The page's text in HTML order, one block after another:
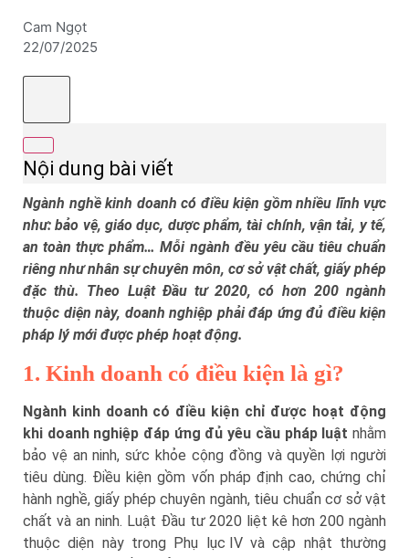
Cam Ngọt
22/07/2025
Nội dung bài viết
Ngành nghề kinh doanh có điều kiện gồm nhiều lĩnh vực
như: bảo vệ, giáo dục, dược phẩm, tài chính, vận tải, y tế,
an toàn thực phẩm… Mỗi ngành đều yêu cầu tiêu chuẩn
riêng như nhân sự chuyên môn, cơ sở vật chất, giấy phép
đặc thù. Theo Luật Đầu tư 2020, có hơn 200 ngành
thuộc diện này, doanh nghiệp phải đáp ứng đủ điều kiện
pháp lý mới được phép hoạt động.
1. Kinh doanh có điều kiện là gì?
Ngành kinh doanh có điều kiện chỉ được hoạt động
khi doanh nghiệp đáp ứng đủ yêu cầu pháp luật nhằm
bảo vệ an ninh, sức khỏe cộng đồng và quyền lợi người
tiêu dùng. Điều kiện gồm vốn pháp định cao, chứng chỉ
hành nghề, giấy phép chuyên ngành, tiêu chuẩn cơ sở vật
chất và an ninh. Luật Đầu tư 2020 liệt kê hơn 200 ngành
thuộc diện này trong Phụ lục IV và cập nhật thường